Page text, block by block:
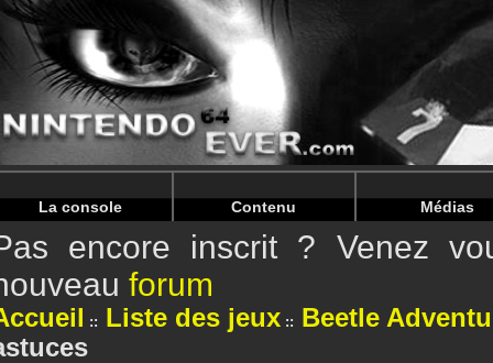
Warning: Undefined array key "HTTP_REFERER" in /
Warning: Undefined array key "HTTP_REFERER" in /
La console Contenu Médias
encore inscrit ? Venez
forum
Liste des jeux
Beetle